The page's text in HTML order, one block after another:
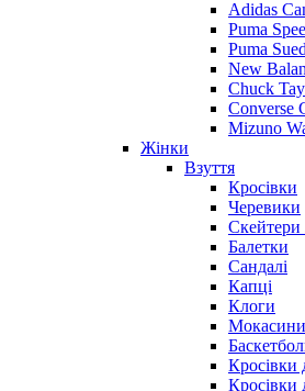
Adidas
Puma
Puma
New
Chuck
Converse
Mizuno
Жінки
Взуття
Кросівки
Черевики
Скейтери
Балетки
Сандалі
Капці
Клоги
Мокасини
Кросівки
Кросівки